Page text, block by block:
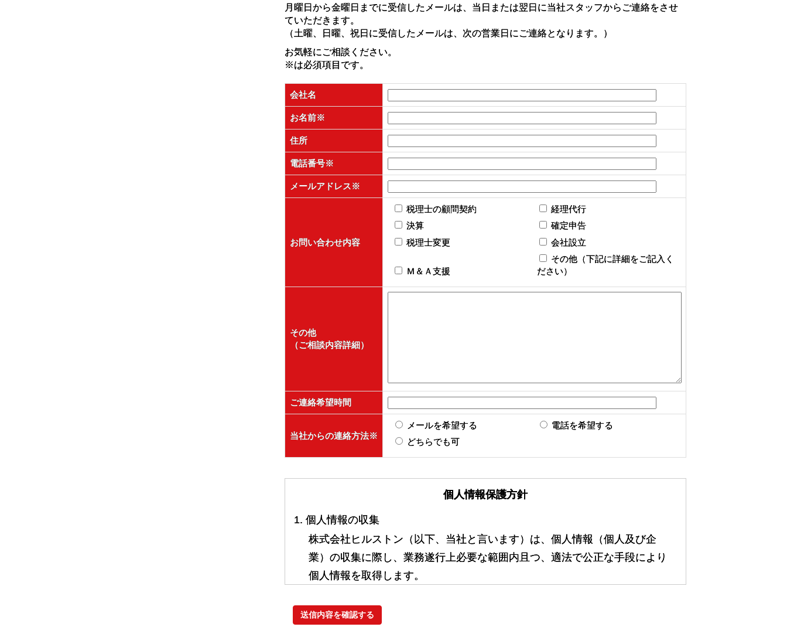
月曜日から金曜日までに受信したメールは、当日または翌日に当社スタッフからご連絡をさせ
ていただきます。
（土曜、日曜、祝日に受信したメールは、次の営業日にご連絡となります。）
お気軽にご相談ください。
※は必須項目です。
会社名
お名前※
住所
電話番号※
メールアドレス※
お問い合わせ内容
税理士の顧問契約
経理代行
決算
確定申告
税理士変更
会社設立
Ｍ＆Ａ支援
その他（下記に詳細をご記入く
ださい）
その他
（ご相談内容詳細）
ご連絡希望時間
当社からの連絡方法※
メールを希望する
電話を希望する
どちらでも可
個人情報保護方針
1. 個人情報の収集
株式会社ヒルストン（以下、当社と言います）は、個人情報（個人及び企
業）の収集に際し、業務遂行上必要な範囲内且つ、適法で公正な手段により
個人情報を取得します。
2. 個人情報の利用
当社は、利用目的（税理士紹介・経理代行紹介業務の遂行、及びそれに関連